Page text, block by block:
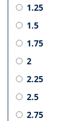
1.25
1.5
1.75
2
2.25
2.5
2.75